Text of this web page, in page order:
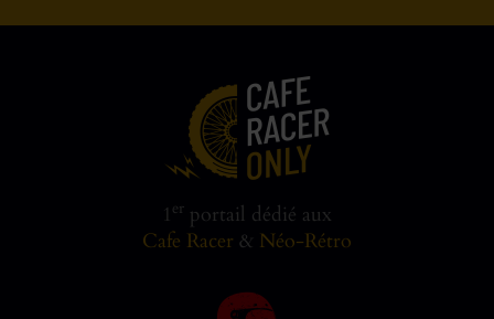
1 er portail dédié aux
Cafe Racer & Néo-Rétro